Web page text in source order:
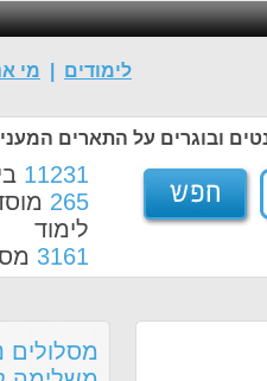
לימודים מי
ובוגרים על התארים
11231
265
לימוד
3161
מסלולים